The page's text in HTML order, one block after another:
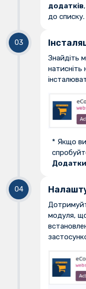
додатків
до списку.
Знайдіть
натисніть
* Якщо
Додатки
модуля,